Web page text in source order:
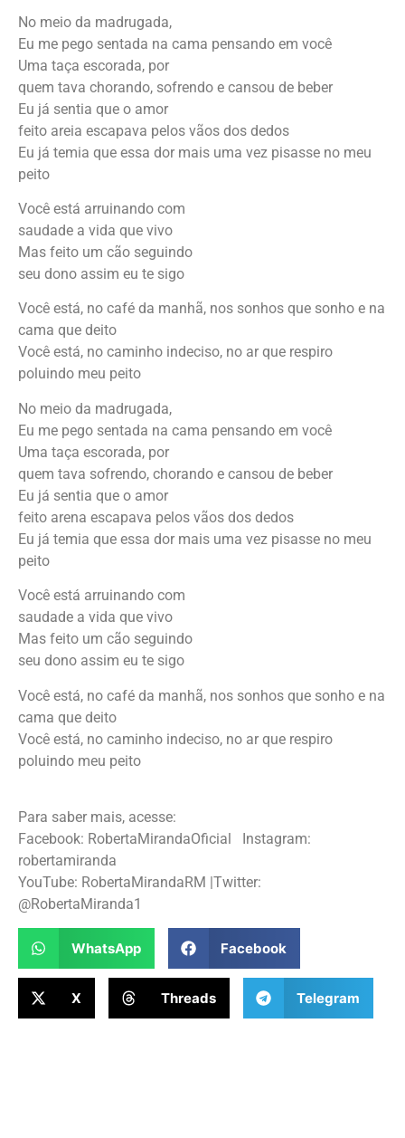
No meio da madrugada,
Eu me pego sentada na cama pensando em você
Uma taça escorada, por
quem tava chorando, sofrendo e cansou de beber
Eu já sentia que o amor
feito areia escapava pelos vãos dos dedos
Eu já temia que essa dor mais uma vez pisasse no meu
peito
Você está arruinando com
saudade a vida que vivo
Mas feito um cão seguindo
seu dono assim eu te sigo
Você está, no café da manhã, nos sonhos que sonho e na
cama que deito
Você está, no caminho indeciso, no ar que respiro
poluindo meu peito
No meio da madrugada,
Eu me pego sentada na cama pensando em você
Uma taça escorada, por
quem tava sofrendo, chorando e cansou de beber
Eu já sentia que o amor
feito arena escapava pelos vãos dos dedos
Eu já temia que essa dor mais uma vez pisasse no meu
peito
Você está arruinando com
saudade a vida que vivo
Mas feito um cão seguindo
seu dono assim eu te sigo
Você está, no café da manhã, nos sonhos que sonho e na
cama que deito
Você está, no caminho indeciso, no ar que respiro
poluindo meu peito
Para saber mais, acesse:
Facebook: RobertaMirandaOficial Instagram:
robertamiranda
YouTube: RobertaMirandaRM |Twitter:
@RobertaMiranda1
WhatsApp Facebook
X Threads Telegram